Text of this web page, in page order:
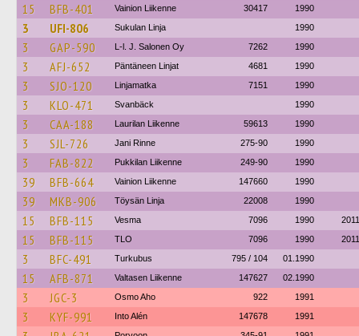
15 BFB-401 Vainion Liikenne 30417 1990
3 UFI-806 Sukulan Linja 1990
3 GAP-590 L-l. J. Salonen Oy 7262 1990
3 AFJ-652 Päntäneen Linjat 4681 1990
3 SJO-120 Linjamatka 7151 1990
3 KLO-471 Svanbäck 1990
3 CAA-188 Laurilan Liikenne 59613 1990
3 SJL-726 Jani Rinne 275-90 1990
3 FAB-822 Pukkilan Liikenne 249-90 1990
39 BFB-664 Vainion Liikenne 147660 1990
39 MKB-906 Töysän Linja 22008 1990
15 BFB-115 Vesma 7096 1990 2011
15 BFB-115 TLO 7096 1990 2011
3 BFC-491 Turkubus 795 / 104 01.1990
15 AFB-871 Valtasen Liikenne 147627 02.1990
3 JGC-3 Osmo Aho 922 1991
3 KYF-991 Into Alén 147678 1991